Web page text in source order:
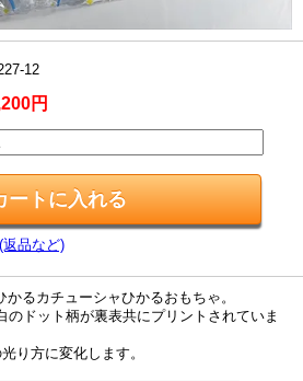
12
円
品など)
るカチューシャひかるおもちゃ。
のドット柄が裏表共にプリントされていま
り方に変化します。